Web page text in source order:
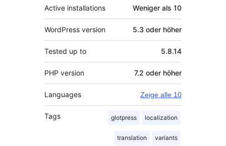
Active installations Weniger als 10
WordPress version 5.3 oder höher
Tested up to 5.8.14
PHP version 7.2 oder höher
Languages Zeige alle 10
Tags glotpress localization
translation variants